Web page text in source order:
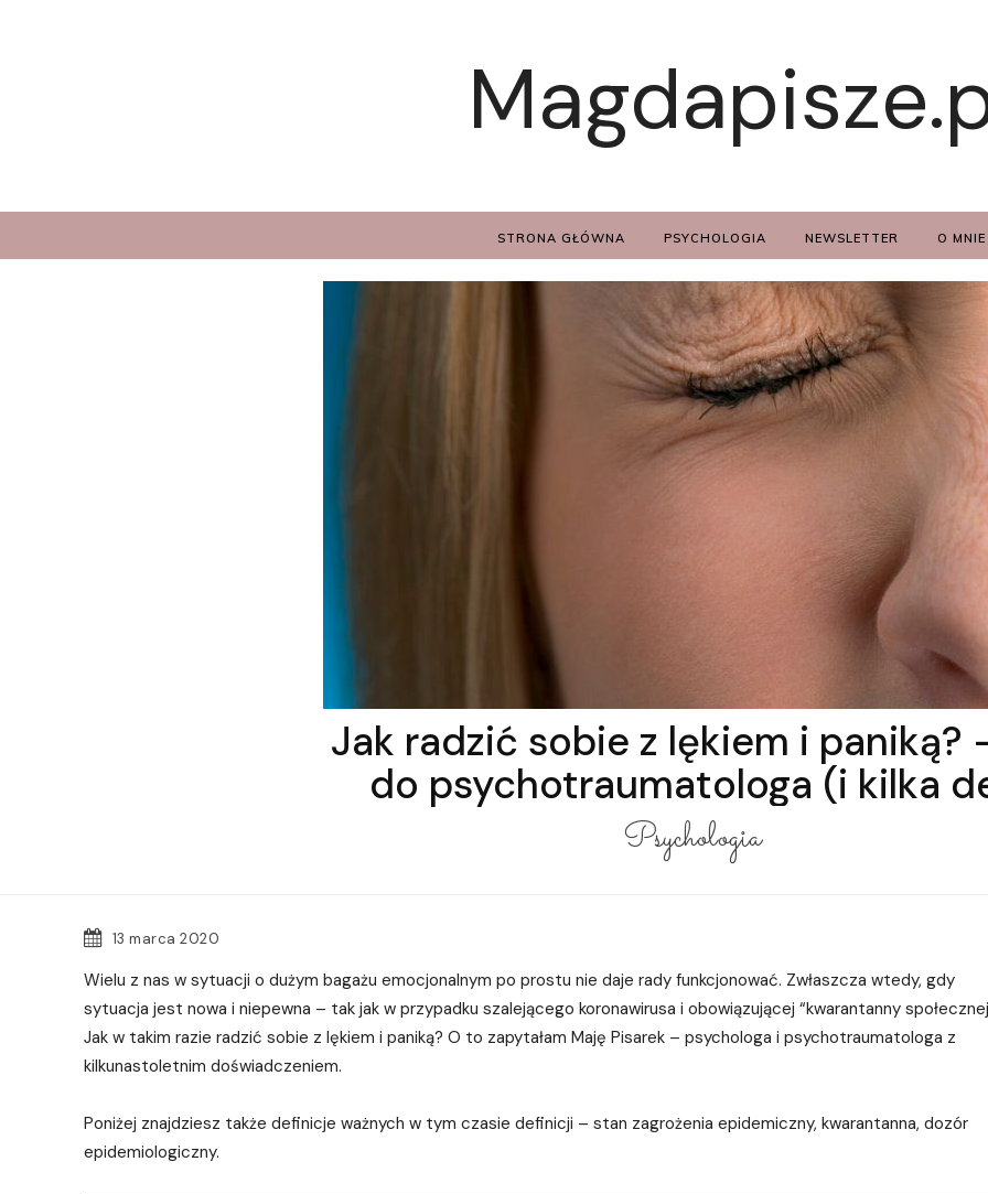
STRONA GŁÓWNA PSYCHOLOGIA NEWSLETTER O MNIE
Jak radzić sobie z lękiem i paniką?
do psychotraumatologa (i kilka
Psychologia
13 marca 2020
Wielu z nas w sytuacji o dużym bagażu emocjonalnym po prostu nie daje rady funkcjonować. Zwłaszcza wtedy, gdy
sytuacja jest nowa i niepewna – tak jak w przypadku szalejącego koronawirusa i obowiązującej “kwarantanny
Jak w takim razie radzić sobie z lękiem i paniką? O to zapytałam Maję Pisarek – psychologa i psychotraumatologa z
kilkunastoletnim doświadczeniem.
Poniżej znajdziesz także definicje ważnych w tym czasie definicji – stan zagrożenia epidemiczny, kwarantanna, dozór
epidemiologiczny.